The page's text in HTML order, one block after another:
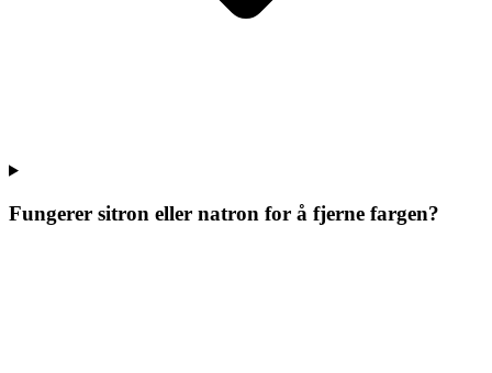
Fungerer sitron eller natron for å fjerne fargen?